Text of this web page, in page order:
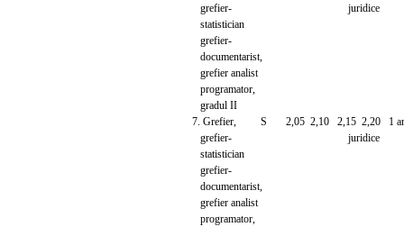
grefier- juridice
statistician
grefier-
documentarist,
grefier analist
programator,
gradul II
7. Grefier, S 2,05 2,10 2,15 2,20 1 an
grefier- juridice
statistician
grefier-
documentarist,
grefier analist
programator,